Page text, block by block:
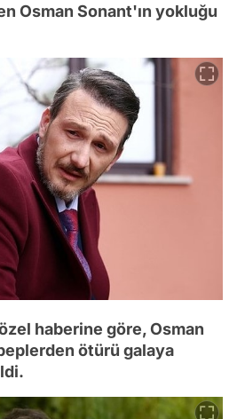
Osman Sonant'ın yokluğu
haberine göre, Osman
ötürü galaya